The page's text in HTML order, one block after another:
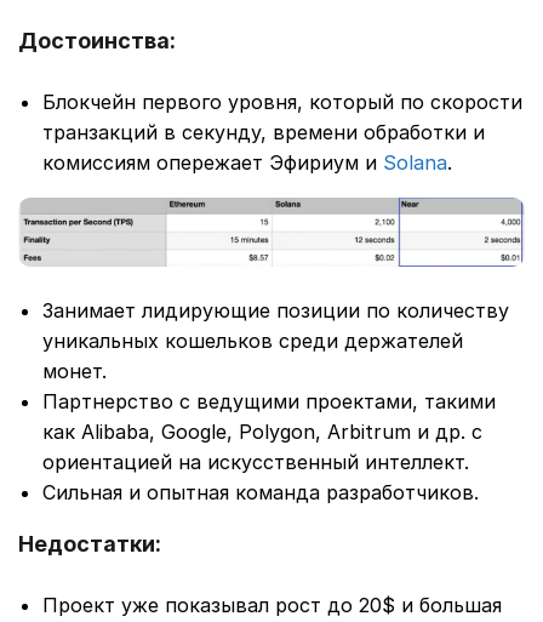
Достоинства:
Блокчейн первого уровня, который по скорости
транзакций в секунду, времени обработки и
комиссиям опережает Эфириум и Solana.
Занимает лидирующие позиции по количеству
уникальных кошельков среди держателей
монет.
Партнерство с ведущими проектами, такими
как Alibaba, Google, Polygon, Arbitrum и др. с
ориентацией на искусственный интеллект.
Сильная и опытная команда разработчиков.
Недостатки:
Проект уже показывал рост до 20$ и большая